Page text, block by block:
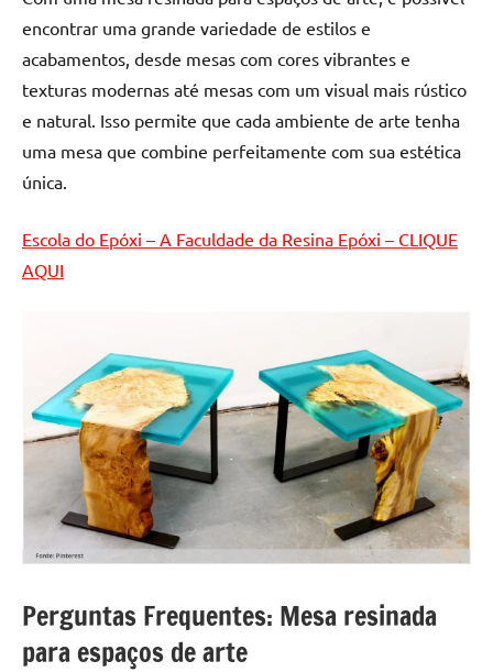
resinada
de
alta
qualidade,
Tables
e
resinadas.
encontrar uma grande variedade de estilos e
acabamentos, desde mesas com cores vibrantes e
texturas modernas até mesas com um visual mais rústico
e natural. Isso permite que cada ambiente de arte tenha
uma mesa que combine perfeitamente com sua estética
única.
Escola do Epóxi – A Faculdade da Resina Epóxi – CLIQUE
AQUI
Perguntas Frequentes: Mesa resinada
para espaços de arte